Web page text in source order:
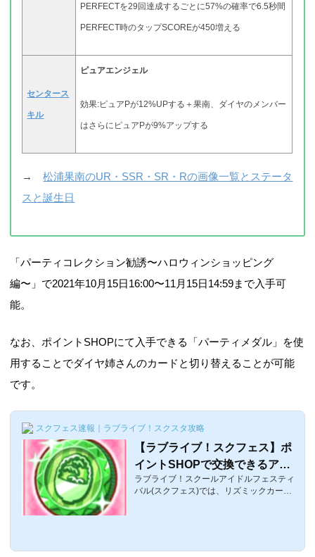
PERFECTを29回達成するごとに57%の確率で6.5秒間
PERFECT時のタップSCOREが450増える
センタース
キル
ピュアエンジェル
効果:ピュアPが12%UPする＋果南、ダイヤのメンバー
はさらにピュアPが9%アップする
→松浦果南のUR・SSR・SR・Rの画像一覧とステータ
スと誕生日
「パーティコレクション勧誘〜ハロウィンショッピング
編〜」で2021年10月15日16:00〜11月15日14:59まで入手可
能。
なお、ポイントSHOPにて入手できる「パーティメダル」を使
用することでダイヤ姉さんのカードと切り替えることが可能
です。
スクフェス速報｜ラブライブ！スクスタ攻略
【ラブライブ！スクフェス】ポ
イントSHOPで交換できるアイ
テムまとめ【リズミックカーニ
バル】
ラブライブ！スクールアイドルフェスティ
バル(スクフェス)では、リズミックカーニ
す。ここでは、リズミックカーニバルにて